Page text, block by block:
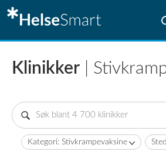
Klinikker |
Kategori: Stivkrampevaksine